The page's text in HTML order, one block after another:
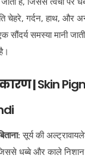
चेहरे, गर्दन, हाथ, और
सौंदर्य समस्या मानी
|Skin
: सूर्य की
धब्बे और काले निशान